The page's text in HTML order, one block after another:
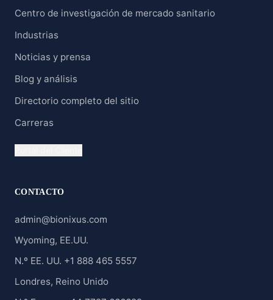
Centro de investigación de mercado sanitario
Industrias
Noticias y prensa
Blog y análisis
Directorio completo del sitio
Carreras
CONTACTO
admin@bionixus.com
Wyoming, EE.UU.
N.º EE. UU. +1 888 465 5557
Londres, Reino Unido